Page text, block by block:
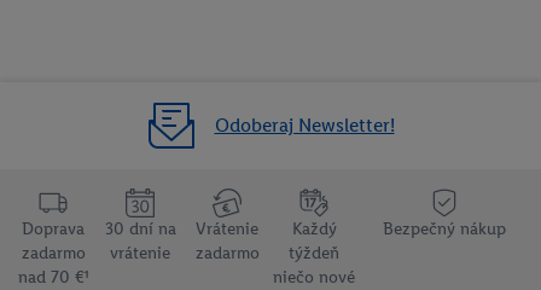
Odoberaj Newsletter!
Doprava
zadarmo
nad 70 €¹
30 dní na
vrátenie
Vrátenie
zadarmo
Každý
týždeň
niečo nové
Bezpečný nákup